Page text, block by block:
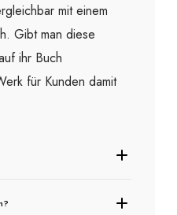
mit einem
Gibt man diese
ihr Buch
für Kunden damit